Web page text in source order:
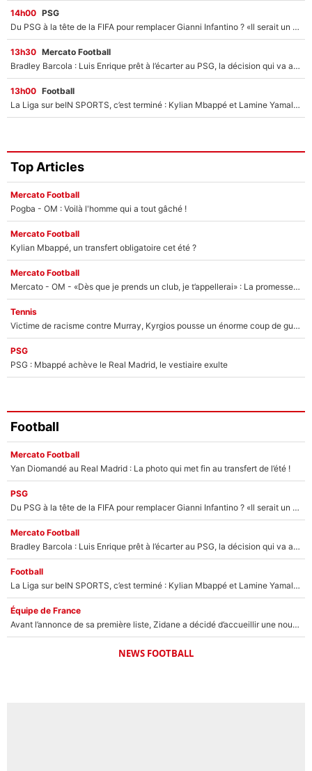
14h00 PSG
Du PSG à la tête de la FIFA pour remplacer Gianni Infantino ? «Il serait un mauvais président», le patron de la Liga s'attaque à Nasser Al-Khelaïfi !
13h30 Mercato Football
Bradley Barcola : Luis Enrique prêt à l’écarter au PSG, la décision qui va accélérer son transfert à Liverpool ?
13h00 Football
La Liga sur beIN SPORTS, c’est terminé : Kylian Mbappé et Lamine Yamal changent de chaîne, «le moment était venu d'ouvrir un nouveau chapitre»
Top Articles
Mercato Football
Pogba - OM : Voilà l'homme qui a tout gâché !
Mercato Football
Kylian Mbappé, un transfert obligatoire cet été ?
Mercato Football
Mercato - OM - «Dès que je prends un club, je t’appellerai» : La promesse de Marcelino au moment de claquer la porte
Tennis
Victime de racisme contre Murray, Kyrgios pousse un énorme coup de gueule !
PSG
PSG : Mbappé achève le Real Madrid, le vestiaire exulte
Football
Mercato Football
Yan Diomandé au Real Madrid : La photo qui met fin au transfert de l’été !
PSG
Du PSG à la tête de la FIFA pour remplacer Gianni Infantino ? «Il serait un mauvais président», le patron de la Liga s'attaque à Nasser Al-Khelaïfi !
Mercato Football
Bradley Barcola : Luis Enrique prêt à l’écarter au PSG, la décision qui va accélérer son transfert à Liverpool ?
Football
La Liga sur beIN SPORTS, c’est terminé : Kylian Mbappé et Lamine Yamal changent de chaîne, «le moment était venu d'ouvrir un nouveau chapitre»
Équipe de France
Avant l’annonce de sa première liste, Zidane a décidé d’accueillir une nouvelle tête en équipe de France
NEWS FOOTBALL